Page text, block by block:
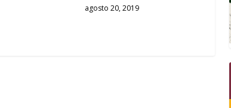
agosto 20, 2019